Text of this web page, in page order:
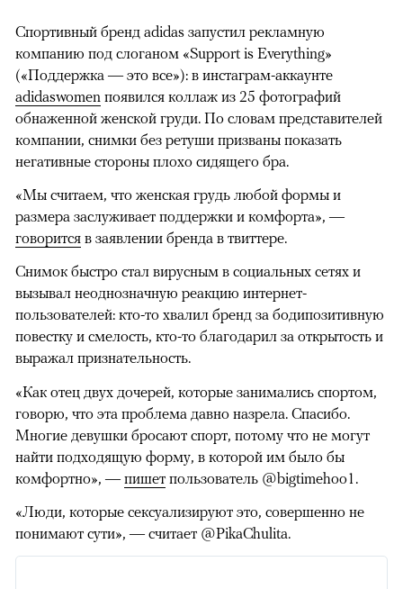
Спортивный бренд аdidas запустил рекламную
компанию под слоганом «Support is Everything»
(«Поддержка — это все»): в инстаграм-аккаунте
adidaswomen появился коллаж из 25 фотографий
обнаженной женской груди. По словам представителей
компании, снимки без ретуши призваны показать
негативные стороны плохо сидящего бра.
«Мы считаем, что женская грудь любой формы и
размера заслуживает поддержки и комфорта», —
говорится в заявлении бренда в твиттере.
Снимок быстро стал вирусным в социальных сетях и
вызывал неоднозначную реакцию интернет-
пользователей: кто-то хвалил бренд за бодипозитивную
повестку и смелость, кто-то благодарил за открытость и
выражал признательность.
«Как отец двух дочерей, которые занимались спортом,
говорю, что эта проблема давно назрела. Спасибо.
Многие девушки бросают спорт, потому что не могут
найти подходящую форму, в которой им было бы
комфортно», — пишет пользователь @bigtimehoo1.
«Люди, которые сексуализируют это, совершенно не
понимают сути», — считает @PikaChulita.